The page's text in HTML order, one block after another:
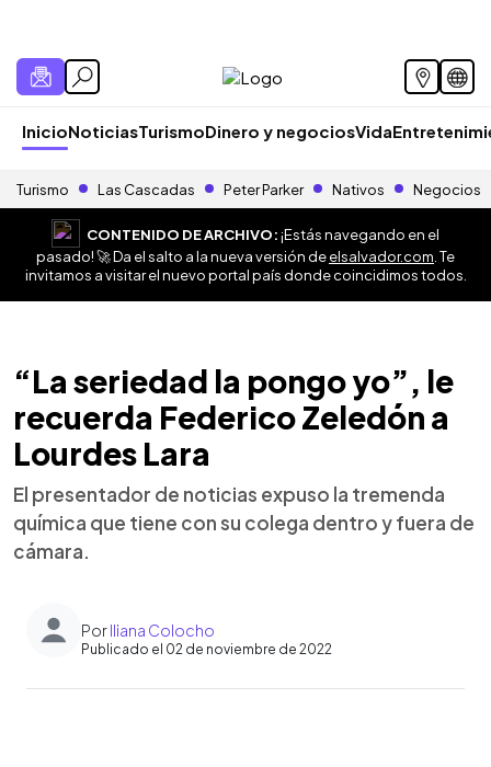
InicioNoticiasTurismoDinero y negociosVida
Turismo Las Cascadas Peter Parker Nativos Negocios
CONTENIDO DE ARCHIVO:¡Estás navegando en el
pasado! 🚀 Da el salto a la nueva versión deelsalvador.com . Te
invitamos a visitar el nuevo portal país donde coincidimos todos.
“La seriedad la pongo yo”, le
recuerda Federico Zeledón a
Lourdes Lara
El presentador de noticias expuso la tremenda
química que tiene con su colega dentro y fuera de
cámara.
PorIliana Colocho
Publicado el 02 de noviembre de 2022